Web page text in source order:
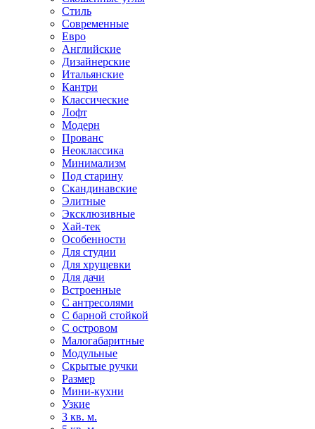
Стиль
Современные
Евро
Английские
Дизайнерские
Итальянские
Кантри
Классические
Лофт
Модерн
Прованс
Неоклассика
Минимализм
Под старину
Скандинавские
Элитные
Эксклюзивные
Хай-тек
Особенности
Для студии
Для хрущевки
Для дачи
Встроенные
С антресолями
С барной стойкой
С островом
Малогабаритные
Модульные
Скрытые ручки
Размер
Мини-кухни
Узкие
3 кв. м.